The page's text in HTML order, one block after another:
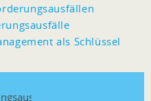
als Schlüssel